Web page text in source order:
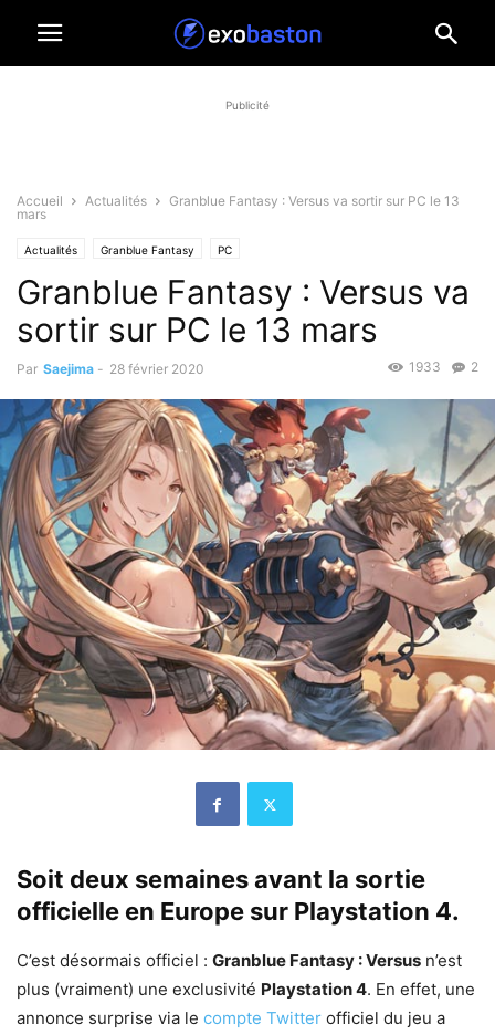
Publicité
Accueil Actualités
Granblue Fantasy : Versus va sortir sur PC le 13
mars
Actualités Granblue Fantasy PC
Granblue Fantasy : Versus va
sortir sur PC le 13 mars
Par Saejima - 28 février 2020 2
1933
Soit deux semaines avant la sortie
officielle en Europe sur Playstation 4.
C’est désormais officiel : Granblue Fantasy : Versus n’est
plus (vraiment) une exclusivité Playstation 4. En effet, une
annonce surprise via le compte Twitter officiel du jeu a